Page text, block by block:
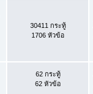
30411 กระทู้
1706 หัวข้อ
62 กระทู้
62 หัวข้อ